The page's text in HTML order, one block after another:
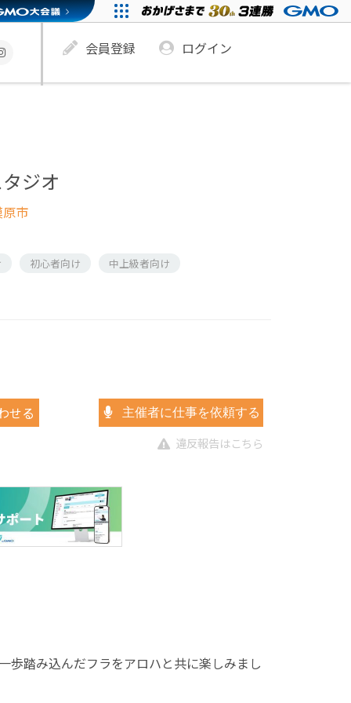
会員登録 ログイン
ジオ
市
初心者向け 中上級者向け
せる 主催者に仕事を依頼する
違反報告はこちら
歩踏み込んだフラをアロハと共に楽しみまし